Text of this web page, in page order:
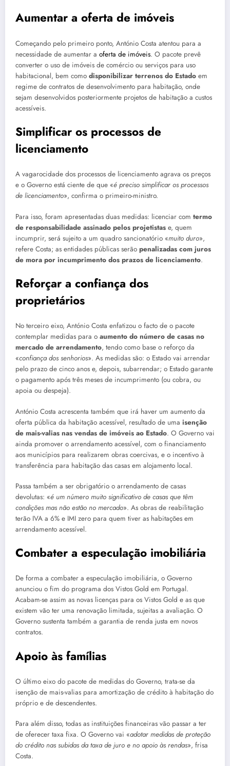
Aumentar a oferta de imóveis
Começando pelo primeiro ponto, António Costa atentou para a
necessidade de aumentar a oferta de imóveis. O pacote prevê
converter o uso de imóveis de comércio ou serviços para uso
habitacional, bem como disponibilizar terrenos do Estado em
regime de contratos de desenvolvimento para habitação, onde
sejam desenvolvidos posteriormente projetos de habitação a custos
acessíveis.
Simplificar os processos de
licenciamento
A vagarocidade dos processos de licenciamento agrava os preços
e o Governo está ciente de que «é preciso simplificar os processos
de licenciamento», confirma o primeiro-ministro.
Para isso, foram apresentadas duas medidas: licenciar com termo
de responsabilidade assinado pelos projetistas e, quem
incumprir, será sujeito a um quadro sancionatório «muito duro»,
refere Costa; as entidades públicas serão penalizadas com juros
de mora por incumprimento dos prazos de licenciamento.
Reforçar a confiança dos
proprietários
No terceiro eixo, António Costa enfatizou o facto de o pacote
contemplar medidas para o aumento do número de casas no
mercado de arrendamento, tendo como base o reforço da
«confiança dos senhorios». As medidas são: o Estado vai arrendar
pelo prazo de cinco anos e, depois, subarrendar; o Estado garante
o pagamento após três meses de incumprimento (ou cobra, ou
apoia ou despeja).
António Costa acrescenta também que irá haver um aumento da
oferta pública da habitação acessível, resultado de uma isenção
de mais-valias nas vendas de imóveis ao Estado. O Governo vai
ainda promover o arrendamento acessível, com o financiamento
aos municípios para realizarem obras coercivas, e o incentivo à
transferência para habitação das casas em alojamento local.
Passa também a ser obrigatório o arrendamento de casas
devolutas: «é um número muito significativo de casas que têm
condições mas não estão no mercado». As obras de reabilitação
terão IVA a 6% e IMI zero para quem tiver as habitações em
arrendamento acessível.
Combater a especulação imobiliária
De forma a combater a especulação imobiliária, o Governo
anunciou o fim do programa dos Vistos Gold em Portugal.
Acabam-se assim as novas licenças para os Vistos Gold e as que
existem vão ter uma renovação limitada, sujeitas a avaliação. O
Governo sustenta também a garantia de renda justa em novos
contratos.
Apoio às famílias
O último eixo do pacote de medidas do Governo, trata-se da
isenção de mais-valias para amortização de crédito à habitação do
próprio e de descendentes.
Para além disso, todas as instituições financeiras vão passar a ter
de oferecer taxa fixa. O Governo vai «adotar medidas de proteção
do crédito nas subidas da taxa de juro e no apoio às rendas», frisa
Costa.